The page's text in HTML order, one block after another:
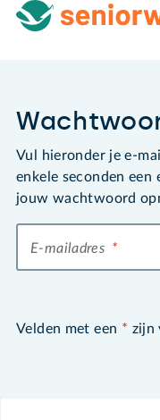
Vul hieronder je e-
enkele seconden een
jouw wachtwoord
E-mailadres *
Velden met een * zijn